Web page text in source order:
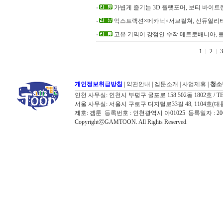
가볍게 즐기는 3D 플랫포머, 보티 바이트
익스트랙션×메카닉×서브컬쳐, 신듀얼리
고유 기믹이 강점인 수작 메트로배니아,
1 2 3
개인정보취급방침 약관안내 겜툰소개 사업제휴
청
인천 사무실: 인천시 부평구 굴포로 158 502동 1802호 /
서울 사무실: 서울시 구로구 디지털로33길 48, 1104호(대
제호: 겜툰 등록번호 : 인천광역시 아01025 등록일자 :
CopyrightⓒGAMTOON. All Rights Reserved.